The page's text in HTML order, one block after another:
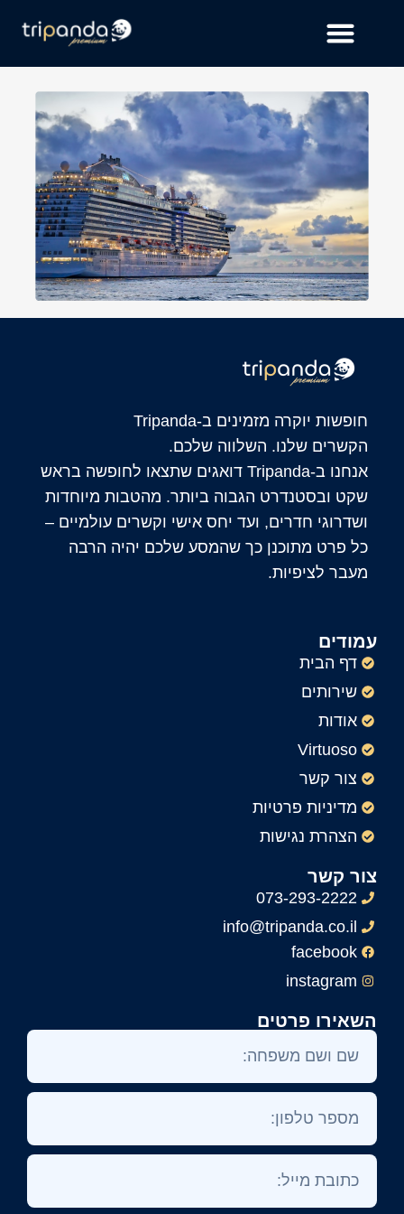
Park Hyatt Milan
חופשות יוקרה מזמינים ב-Tripanda
הקשרים שלנו. השלווה שלכם.
אנחנו ב-Tripanda דואגים שתצאו לחופשה בראש
שקט ובסטנדרט הגבוה ביותר. מהטבות מיוחדות
ושדרוגי חדרים, ועד יחס אישי וקשרים עולמיים –
כל פרט מתוכנן כך שהמסע שלכם יהיה הרבה
מעבר לציפיות.
עמודים
דף הבית
שירותים
אודות
Virtuoso
צור קשר
מדיניות פרטיות
הצהרת נגישות
צור קשר
073-293-2222
info@tripanda.co.il
facebook
instagram
השאירו פרטים